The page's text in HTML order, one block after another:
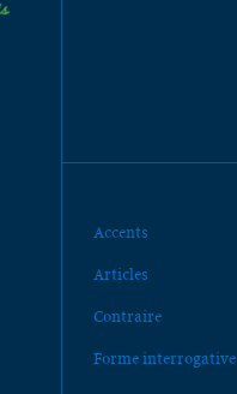
Accents
Articles
Contraire
Forme interrogative